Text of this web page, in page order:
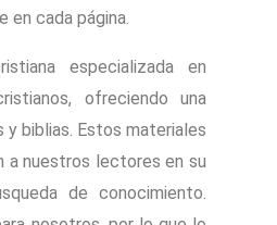
en cada página.
especializada en
ofreciendo una
y biblias. Estos materiales
a nuestros lectores en su
de conocimiento.